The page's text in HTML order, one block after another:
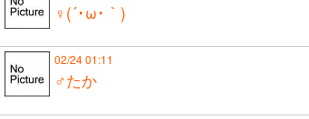
♀(´･ω･｀)
02/24 01:11
♂たか